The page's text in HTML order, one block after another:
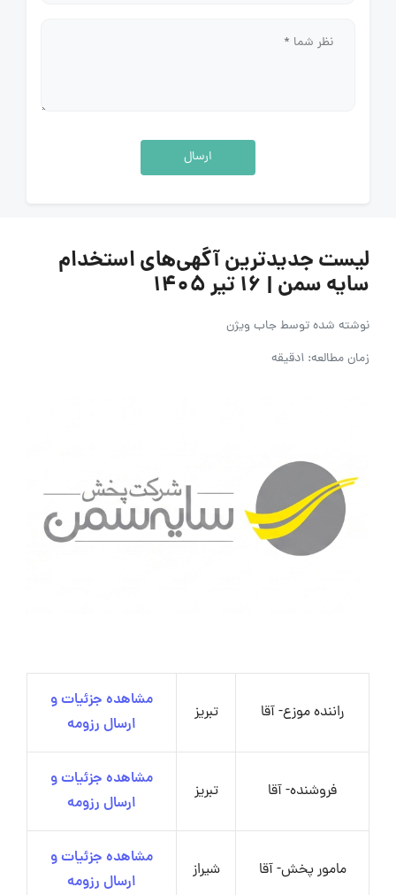
ارسال
لیست جدیدترین آگهی‌های استخدام
سایه سمن | ۱۶ تیر ۱۴۰۵
نوشته شده توسطجاب ویژن
زمان مطالعه: 1دقیقه
راننده موزع- آقا تبریز
مشاهده جزئیات و
ارسال رزومه
فروشنده- آقا تبریز
مشاهده جزئیات و
ارسال رزومه
مامور پخش- آقا شیراز
مشاهده جزئیات و
ارسال رزومه